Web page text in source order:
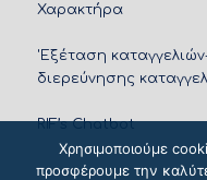
Χαρακτήρα
'Εξέταση
διερεύνησης
RIF’s Chatbot
Χρησιμοποιούμε
προσφέρουμε την